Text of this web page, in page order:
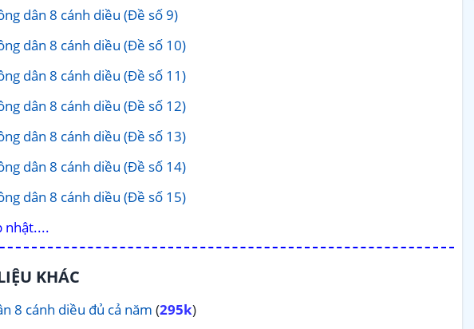
dân 8 cánh diều (Đề số 9)
dân 8 cánh diều (Đề số 10)
dân 8 cánh diều (Đề số 11)
dân 8 cánh diều (Đề số 12)
dân 8 cánh diều (Đề số 13)
dân 8 cánh diều (Đề số 14)
dân 8 cánh diều (Đề số 15)
nhật....
KHÁC
8 cánh diều đủ cả năm (295k)